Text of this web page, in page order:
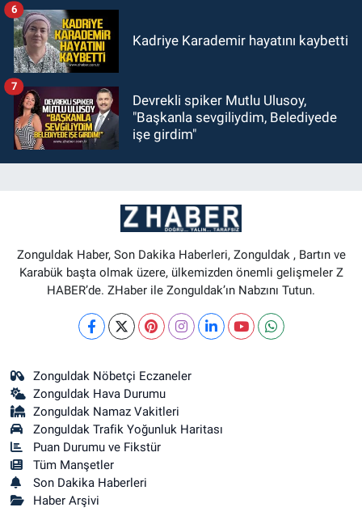
Kadriye Karademir hayatını kaybetti
6
Devrekli spiker Mutlu Ulusoy,
"Başkanla sevgiliydim, Belediyede
işe girdim"
7
Zonguldak Haber, Son Dakika Haberleri, Zonguldak , Bartın ve
Karabük başta olmak üzere, ülkemizden önemli gelişmeler Z
HABER’de. ZHaber ile Zonguldak’ın Nabzını Tutun.
Zonguldak Nöbetçi Eczaneler
Zonguldak Hava Durumu
Zonguldak Namaz Vakitleri
Zonguldak Trafik Yoğunluk Haritası
Puan Durumu ve Fikstür
Tüm Manşetler
Son Dakika Haberleri
Haber Arşivi